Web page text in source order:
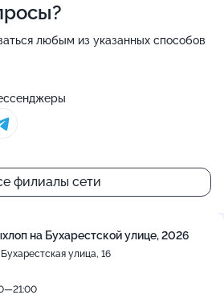
любым из указанных способов
филиалы сети
на Бухарестской улице, 2026
улица, 16